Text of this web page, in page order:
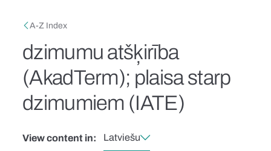
Breadcrumb
A-Z Index
dzimumu atšķirība
(AkadTerm); plaisa starp
dzimumiem (IATE)
View content in: Latviešu